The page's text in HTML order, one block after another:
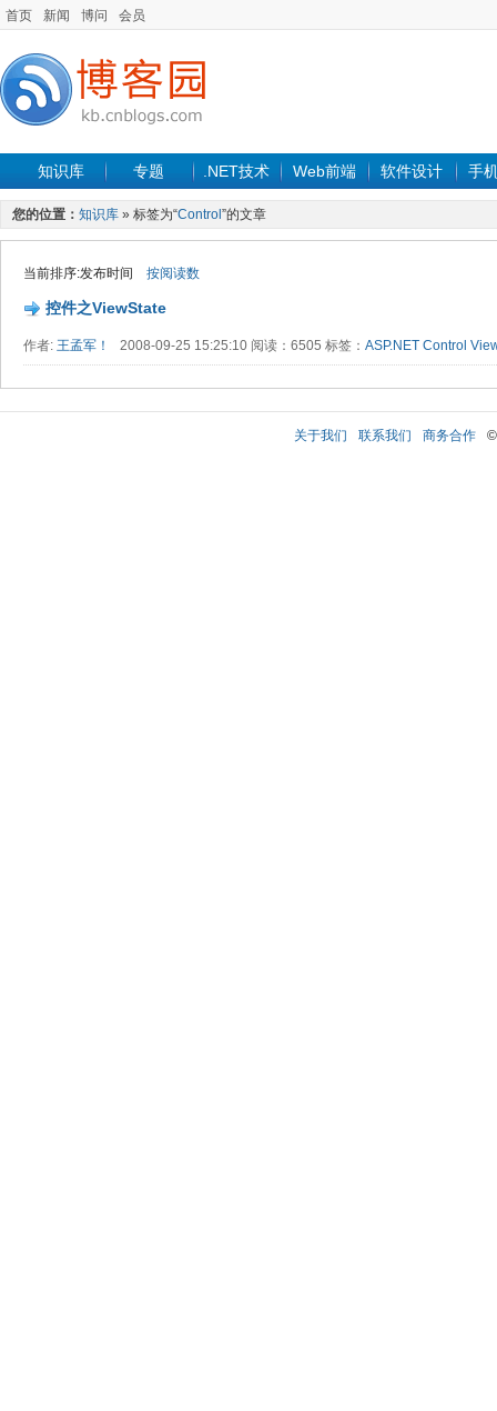
首页 新闻 博问 会员
知识库 专题 .NET技术 Web前端 软件设计 手
您的位置： 知识库 » 标签为“Control ”的文章
当前排序:发布时间 按阅读数
控件之ViewState
作者: 王孟军！ 2008-09-25 15:25:10 阅读：6505 标签： ASP.NET Control
关于我们 联系我们 商务合作